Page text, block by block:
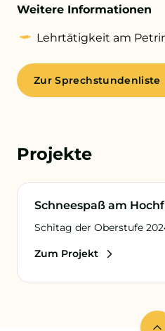
Weitere Informationen
Lehrtätigkeit am
Zur Sprechstundenliste
Projekte
Bewegung und Sport
Schneespaß am
Schitag der Oberstufe
Zum Projekt